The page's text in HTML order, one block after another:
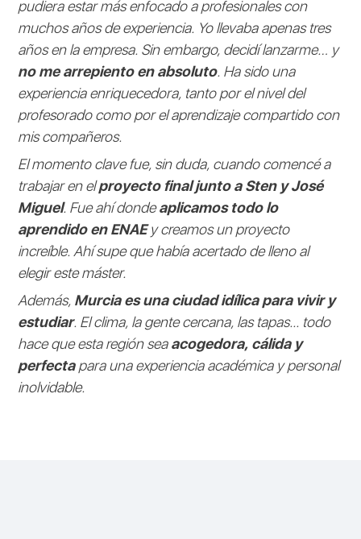
pudiera estar más enfocado a profesionales con
muchos años de experiencia. Yo llevaba apenas tres
años en la empresa. Sin embargo, decidí lanzarme… y
no me arrepiento en absoluto. Ha sido una
experiencia enriquecedora, tanto por el nivel del
profesorado como por el aprendizaje compartido con
mis compañeros.
El momento clave fue, sin duda, cuando comencé a
trabajar en elproyecto final junto a Sten y José
Miguel. Fue ahí dondeaplicamos todo lo
aprendido en ENAEy creamos un proyecto
increíble. Ahí supe que había acertado de lleno al
elegir este máster.
Además, Murcia es una ciudad idílica para vivir y
estudiar. El clima, la gente cercana, las tapas... todo
hace que esta región seaacogedora, cálida y
perfectapara una experiencia académica y personal
inolvidable.